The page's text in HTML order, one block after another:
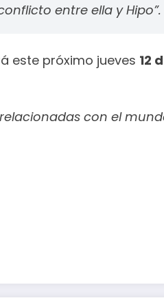
entre ella y Hipo”.
este próximo jueves 12
con el